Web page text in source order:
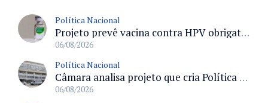
Política Nacional
Projeto prevê vacina contra HPV obrigatória e testes moleculares para rastreamento do câncer do colo do útero
06/08/2026
Política Nacional
Câmara analisa projeto que cria Política Nacional de Qualificação e Valorização da Preceptoria na Residência Médica
06/08/2026